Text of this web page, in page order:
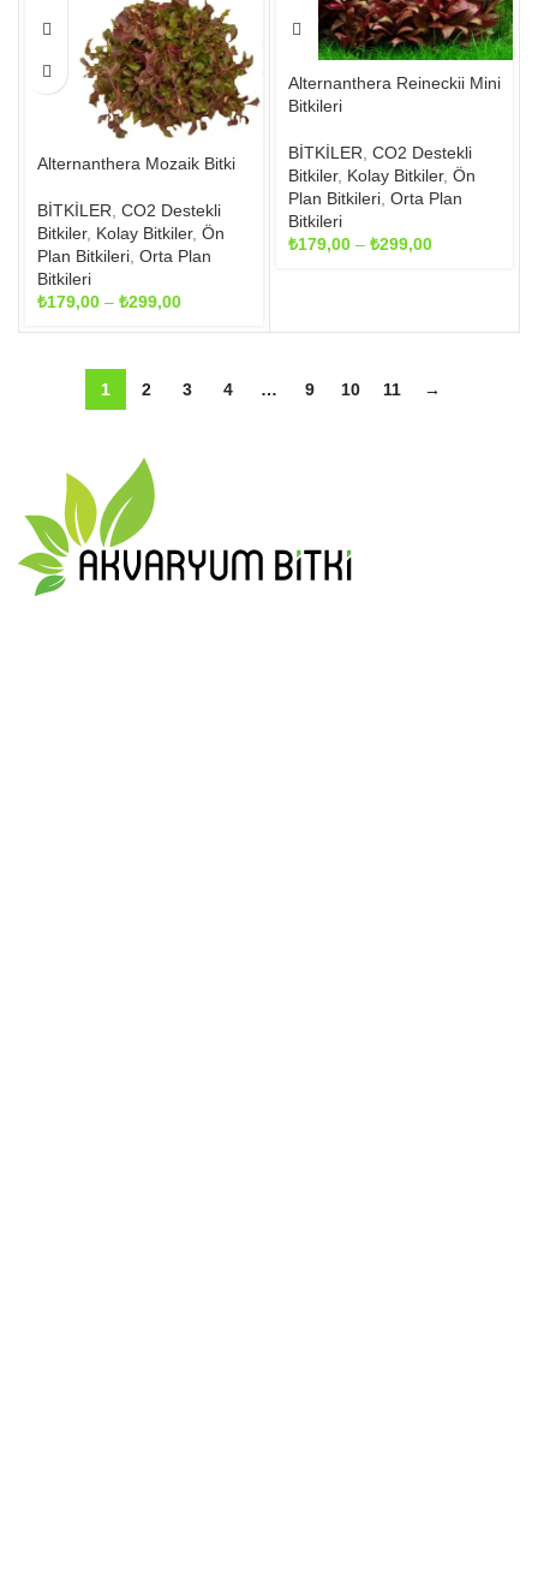
varyasyonu
Seçenekler
sayfasından
Alternanthera Mozaik Bitki
BİTKİLER, CO2 Destekli
Bitkiler, Kolay Bitkiler, Ön
Plan Bitkileri, Orta Plan
Bitkileri
₺179,00 – ₺299,00Fiyat
₺299,00
varyasyonu
ürün
sayfasından
seçilebilir
Alternanthera Reineckii Mini
Bitkileri
BİTKİLER, CO2 Destekli
Bitkiler, Kolay Bitkiler, Ön
Plan Bitkileri, Orta Plan
Bitkileri
₺179,00 – ₺299,00Fiyat
₺299,00
1 2 3 4 … 9 10 11 →